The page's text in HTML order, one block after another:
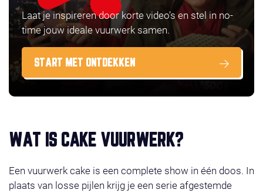
Laat je inspireren door korte video’s en stel in no-
time jouw ideale vuurwerk samen.
START MET ONTDEKKEN
WAT IS CAKE VUURWERK?
Een vuurwerk cake is een complete show in één doos. In
plaats van losse pijlen krijg je een serie afgestemde